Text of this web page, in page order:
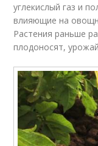
углекислый газ и
влияющие на
Растения раньше
плодоносят,